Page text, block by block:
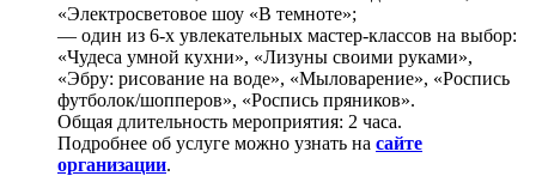
«Электросветовое шоу «В темноте»;
— один из 6-х увлекательных мастер-классов на выбор:
«Чудеса умной кухни», «Лизуны своими руками»,
«Эбру: рисование на воде», «Мыловарение», «Роспись
футболок/шопперов», «Роспись пряников».
Общая длительность мероприятия: 2 часа.
Подробнее об услуге можно узнать на сайте
организации.